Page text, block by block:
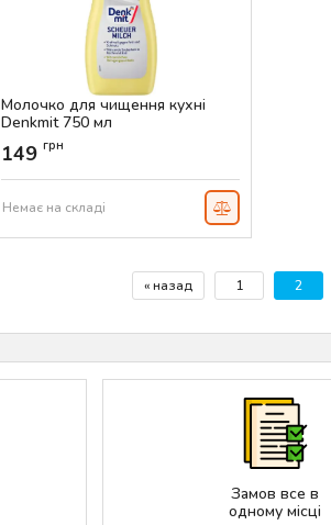
Молочко для чищення кухні
Denkmit 750 мл
Артикул:AS-00009
149 грн
Немає на складі
« назад 1 2
Замов все в
одному місці